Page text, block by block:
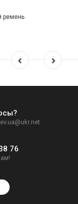
ремень
76